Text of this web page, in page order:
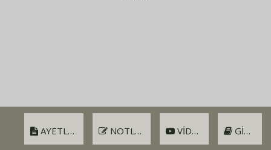
AYETLER NOTLAR VIDEO GIRIŞ